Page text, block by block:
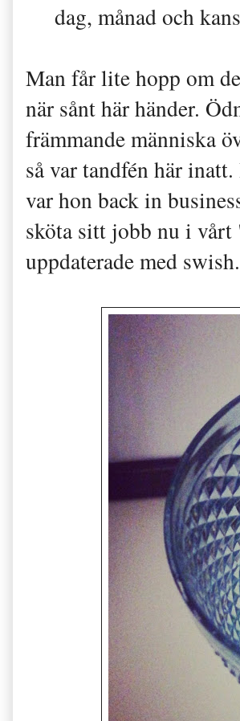
dag, månad och
Man får lite hopp om
när sånt här händer.
främmande människa
så var tandfén här
var hon back in
sköta sitt jobb nu i
uppdaterade med swish.